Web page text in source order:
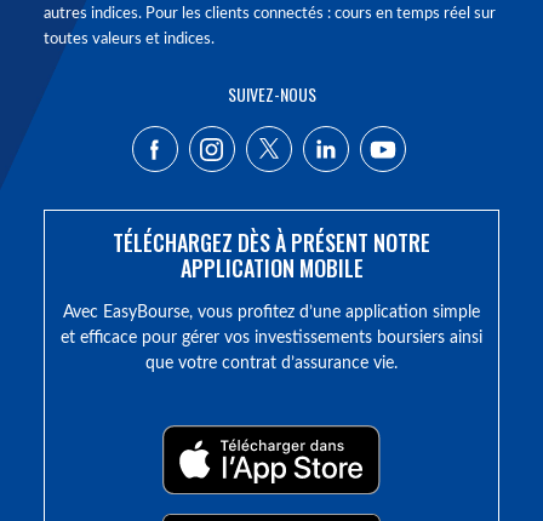
autres indices. Pour les clients connectés : cours en temps réel sur
toutes valeurs et indices.
SUIVEZ-NOUS
TÉLÉCHARGEZ DÈS À PRÉSENT NOTRE
APPLICATION MOBILE
Avec EasyBourse, vous profitez d’une application simple
et efficace pour gérer vos investissements boursiers ainsi
que votre contrat d’assurance vie.